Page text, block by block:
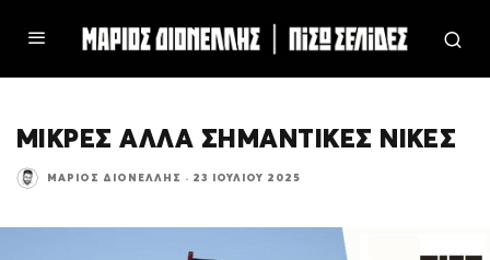
ΜΙΚΡΕΣ ΑΛΛΑ ΣΗΜΑΝΤΙΚΕΣ ΝΙΚΕΣ
ΜΆΡΙΟΣ ΔΙΟΝΈΛΛΗΣ · 23 ΙΟΥΛΊΟΥ 2025